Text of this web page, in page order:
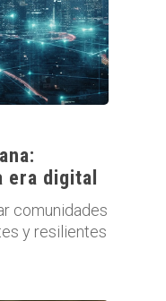
era digital
comunidades
y resilientes